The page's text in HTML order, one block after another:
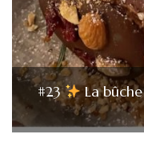
#23 La